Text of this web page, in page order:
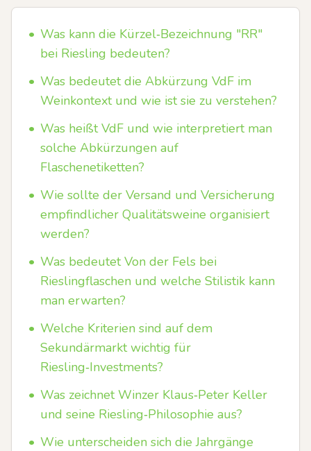
• Was kann die Kürzel‑Bezeichnung "RR"
bei Riesling bedeuten?
• Was bedeutet die Abkürzung VdF im
Weinkontext und wie ist sie zu verstehen?
• Was heißt VdF und wie interpretiert man
solche Abkürzungen auf
Flaschenetiketten?
• Wie sollte der Versand und Versicherung
empfindlicher Qualitätsweine organisiert
werden?
• Was bedeutet Von der Fels bei
Rieslingflaschen und welche Stilistik kann
man erwarten?
• Welche Kriterien sind auf dem
Sekundärmarkt wichtig für
Riesling‑Investments?
• Was zeichnet Winzer Klaus‑Peter Keller
und seine Riesling‑Philosophie aus?
• Wie unterscheiden sich die Jahrgänge